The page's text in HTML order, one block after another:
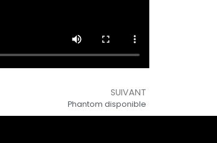
SUIVANT
Phantom disponible